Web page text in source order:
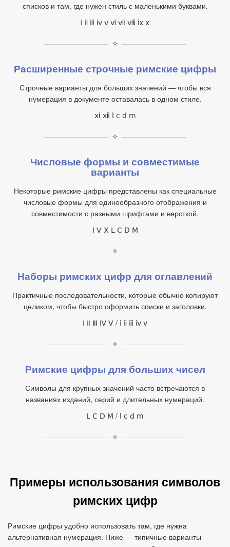
списков и там, где нужен стиль с маленькими буквами.
ⅰ ⅱ ⅲ ⅳ ⅴ ⅵ ⅶ ⅷ ⅸ ⅹ
✧
Расширенные строчные римские цифры
Строчные варианты для больших значений — чтобы вся
нумерация в документе оставалась в одном стиле.
ⅺ ⅻ ⅼ ⅽ ⅾ ⅿ
✧
Числовые формы и совместимые
варианты
Некоторые римские цифры представлены как специальные
числовые формы для единообразного отображения и
совместимости с разными шрифтами и версткой.
Ⅰ Ⅴ Ⅹ Ⅼ Ⅽ Ⅾ Ⅿ
✧
Наборы римских цифр для оглавлений
Практичные последовательности, которые обычно копируют
целиком, чтобы быстро оформить списки и заголовки.
Ⅰ Ⅱ Ⅲ Ⅳ Ⅴ / ⅰ ⅱ ⅲ ⅳ ⅴ
✧
Римские цифры для больших чисел
Символы для крупных значений часто встречаются в
названиях изданий, серий и длительных нумераций.
Ⅼ Ⅽ Ⅾ Ⅿ / ⅼ ⅽ ⅾ ⅿ
✧
Примеры использования символов
римских цифр
Римские цифры удобно использовать там, где нужна
альтернативная нумерация. Ниже — типичные варианты